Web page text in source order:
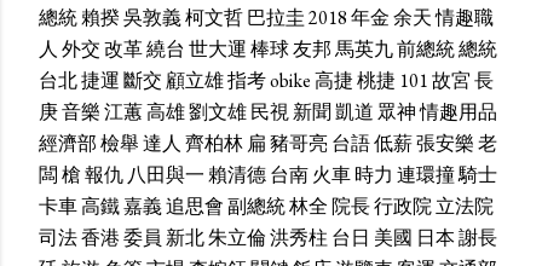
總統賴揆吳敦義柯文哲巴拉圭2018年金余天情趣職
人 外交改革繞台 世大運棒球友邦馬英九前總統總統
台北捷運斷交 顧立雄指考obike高捷桃捷 101故宮長
庚音樂江蕙高雄劉文雄民視新聞凱道 眾神情趣用品
經濟部檢舉達人 齊柏林 扁豬哥亮台語低薪張安樂老
闆槍報仇 八田與一賴清德台南火車時力 連環撞騎士
卡車高鐵嘉義追思會副總統林全院長行政院立法院
司法香港委員 新北朱立倫洪秀柱 台日 美國 日本謝長